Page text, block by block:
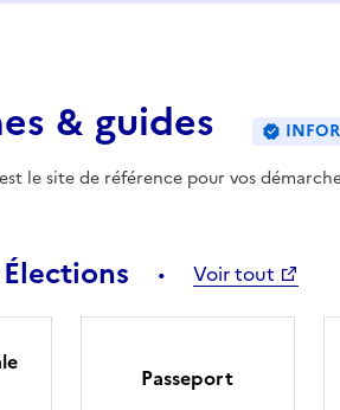
& guides
le site de référence pour vos
Voir tout
Passeport